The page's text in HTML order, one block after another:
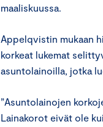
maaliskuussa.
Appelqvistin mukaan
korkeat lukemat
asuntolainoilla, jotka
”Asuntolainojen
Lainakorot eivät ole